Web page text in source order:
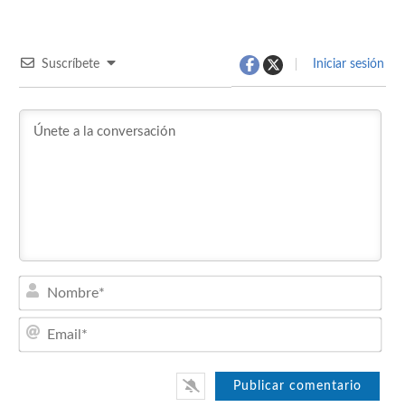
Suscríbete Iniciar sesión